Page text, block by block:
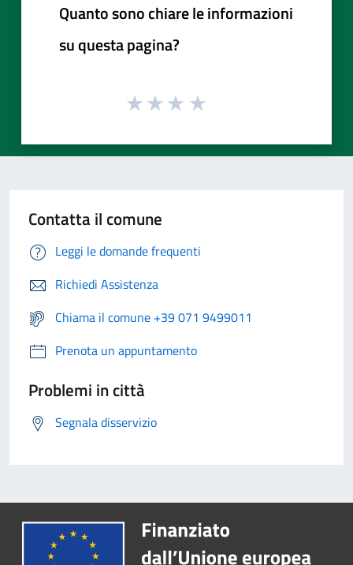
Quanto sono chiare le informazioni
su questa pagina?
Contatta il comune
Leggi le domande frequenti
Richiedi Assistenza
Chiama il comune +39 071 9499011
Prenota un appuntamento
Problemi in città
Segnala disservizio